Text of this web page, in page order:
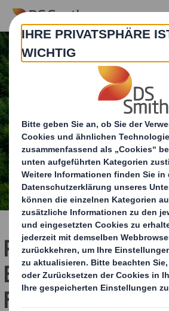
Skip to main content
Partnerschaft
Ellen MacArthur
Foundation